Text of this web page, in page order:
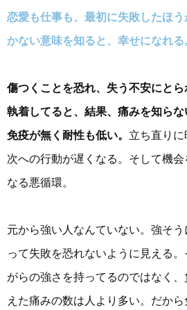
恋愛も仕事も、最初に失敗したほ
かない意味を知ると、幸せになれる
傷つくことを恐れ、失う不安にと
執着してると、結果、痛みを知ら
免疫が無く耐性も低い。 立ち直り
次への行動が遅くなる。そして機会
なる悪循環。
元から強い人なんていない。強そ
って失敗を恐れないように見える
がらの強さを持ってるのではなく
えた痛みの数は人より多い。だか